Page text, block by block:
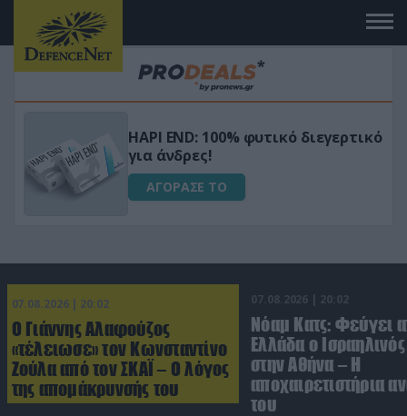
Μεταμόρφωσε τον κήπο σου με το
Ultra Box Μίνι Αλυσοπρίονο με
μπαταρία λιθίου
ΑΓΟΡΑΣΕ ΤΟ
07.08.2026 | 20:02
Ο Γιάννης Αλαφούζος
«τέλειωσε» τον Κωνσταντίνο
Ζούλα από τον ΣΚΑΪ – Ο λόγος
της απομάκρυνσής του
07.08.2026 | 20:02
Νόαμ Κατς: Φεύγει
Ελλάδα ο
στην Αθήνα – Η
αποχαιρετιστήρια
του